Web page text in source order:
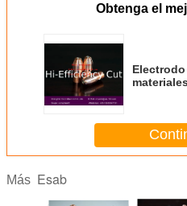
Obtenga el
Electrodo
Más Esab